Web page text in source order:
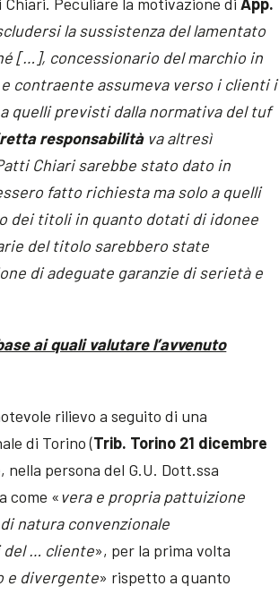
la sussistenza del lamentato
[…], concessionario del marchio in
contraente assumeva verso i clienti i
quelli previsti dalla normativa del tuf
responsabilitàva altresì
Chiari sarebbe stato dato in
fatto richiesta ma solo a quelli
dei titoli in quanto dotati di idonee
del titolo sarebbero state
di adeguate garanzie di serietà e
ai quali valutare l’avvenuto
rilievo a seguito di una
di Torino (Trib. Torino 21 dicembre
nella persona del G.U. Dott.ssa
come «vera e propria pattuizione
natura convenzionale
del … cliente», per la prima volta
e divergente» rispetto a quanto